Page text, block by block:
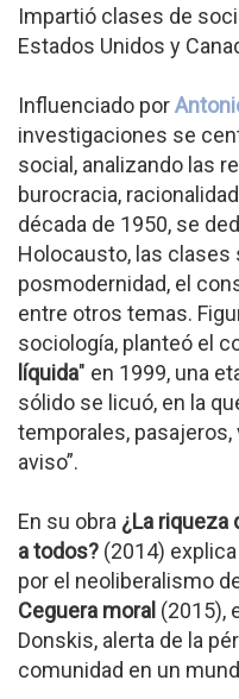
Impartió clases de
Estados Unidos y
Influenciado por
investigaciones se
social, analizando las
burocracia,
década de 1950, se
Holocausto, las clases
posmodernidad, el
entre otros temas.
sociología, planteó el
líquida" en 1999, una
sólido se licuó, en la
temporales,
aviso”.
En su obra ¿La
a todos? (2014)
por el neoliberalismo
Ceguera moral (2015),
Donskis, alerta de la
comunidad en un